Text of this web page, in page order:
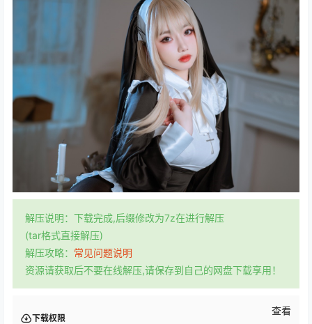
解压说明：下载完成,后缀修改为7z在进行解压
(tar格式直接解压)
解压攻略： 常见问题说明
资源请获取后不要在线解压,请保存到自己的网盘下载享用！
下载权限
查看